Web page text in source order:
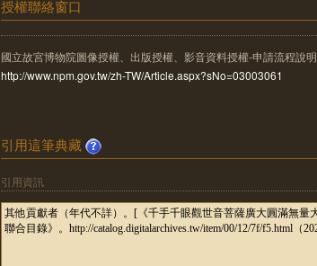
授權聯絡窗口
國立故宮博物院圖像授權、出版授權、影音資料授權-申請流程說明
http://www.npm.gov.tw/zh-TW/Article.aspx?sNo=03003061
引用這筆典藏
引用資訊